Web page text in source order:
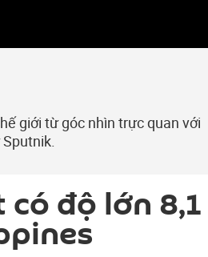
giới từ góc nhìn trực quan với
độ lớn 8,1